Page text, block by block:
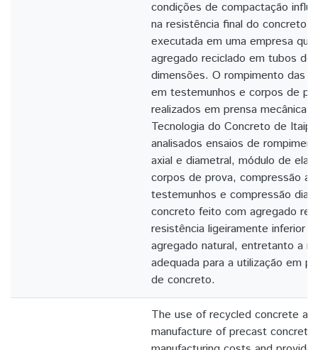
condições de compactação
na resistência final do concreto.
executada em uma empresa
agregado reciclado em tubos de
dimensões. O rompimento das
em testemunhos e corpos de
realizados em prensa mecânica
Tecnologia do Concreto de
analisados ensaios de
axial e diametral, módulo de
corpos de prova, compressão
testemunhos e compressão
concreto feito com agregado
resistência ligeiramente inferior
agregado natural, entretanto a
adequada para a utilização em
de concreto.
The use of recycled concrete
manufacture of precast